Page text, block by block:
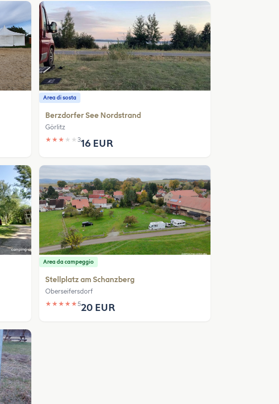
Area di sosta
Berzdorfer See Nordstrand
Görlitz
★ ★ ★ ★ ★ 316 EUR
Area da campeggio
Stellplatz am Schanzberg
Oberseifersdorf
★ ★ ★ ★ ★520 EUR